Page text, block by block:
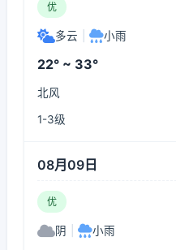
优
多云 小雨
22° ~ 33°
北风
1-3级
08月09日
优
阴 小雨